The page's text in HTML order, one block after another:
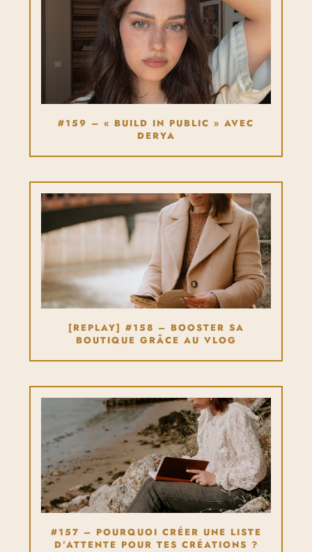
#159 – « BUILD IN PUBLIC » AVEC
DERYA
[REPLAY] #158 – BOOSTER SA
BOUTIQUE GRÂCE AU VLOG
#157 – POURQUOI CRÉER UNE LISTE
D’ATTENTE POUR TES CRÉATIONS ?